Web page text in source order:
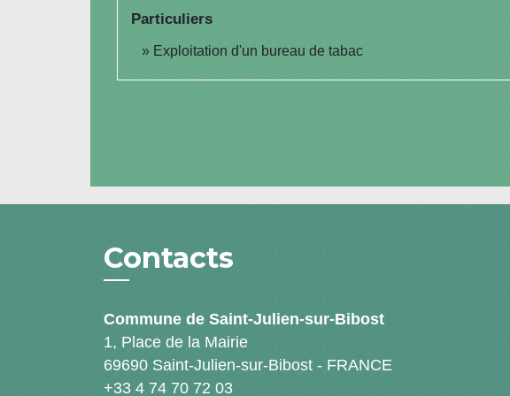
Particuliers
Exploitation d'un bureau de tabac
Contacts
Commune de Saint-Julien-sur-Bibost
1, Place de la Mairie
69690 Saint-Julien-sur-Bibost - FRANCE
+33 4 74 70 72 03